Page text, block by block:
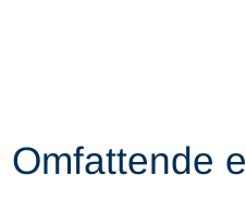
Omfattende